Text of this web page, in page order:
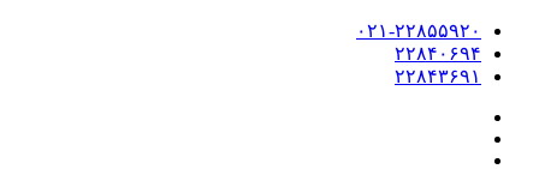
۰۲۱-۲۲۸۵۵۹۲۰
۲۲۸۴۰۶۹۴
۲۲۸۴۳۶۹۱